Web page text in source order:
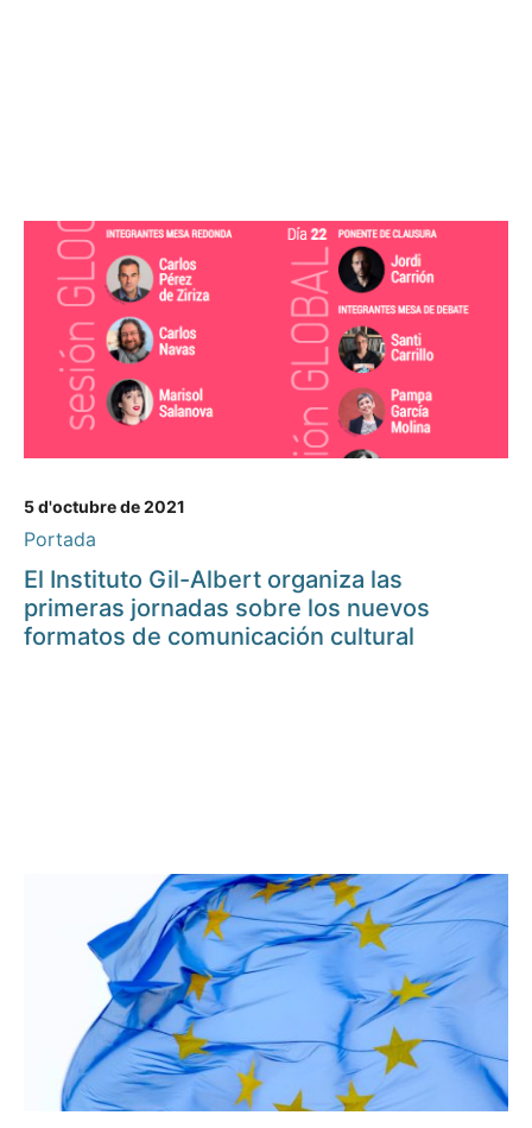
5 d'octubre de 2021
Portada
El Instituto Gil-Albert organiza las
primeras jornadas sobre los nuevos
formatos de comunicación cultural